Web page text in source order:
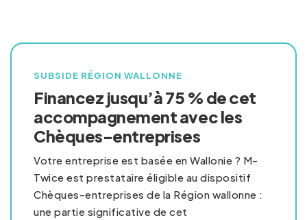
SUBSIDE RÉGION WALLONNE
Financez jusqu’à 75 % de cet
accompagnement avec les
Chèques-entreprises
Votre entreprise est basée en Wallonie ? M-
Twice est prestataire éligible au dispositif
Chèques-entreprises de la Région wallonne :
une partie significative de cet